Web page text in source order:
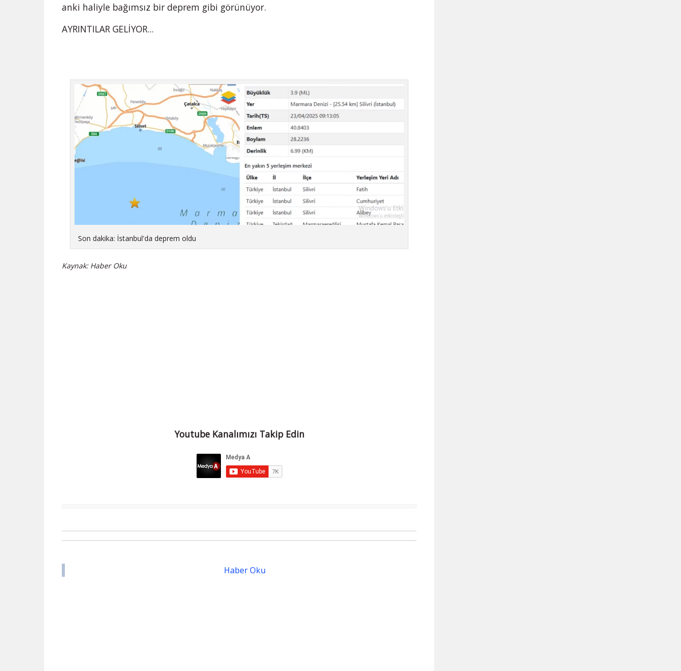
anki haliyle bağımsız bir deprem gibi görünüyor.
AYRINTILAR GELİYOR...
Son dakika: İstanbul'da deprem oldu
Kaynak: Haber Oku
Youtube Kanalımızı Takip Edin
Haber Oku